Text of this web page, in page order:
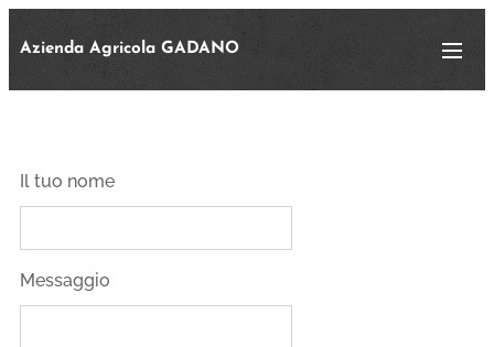
Azienda Agricola GADANO
Il tuo nome
Messaggio